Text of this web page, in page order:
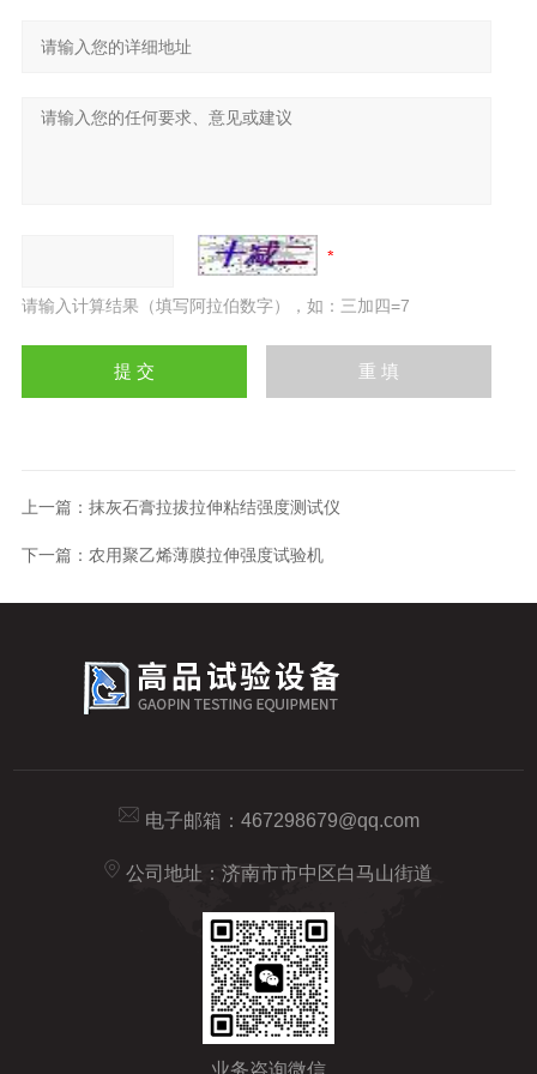
请输入计算结果（填写阿拉伯数字），如：三加四=7
上一篇： 抹灰石膏拉拔拉伸粘结强度测试仪
下一篇： 农用聚乙烯薄膜拉伸强度试验机
电子邮箱： 467298679@qq.com
公司地址：济南市市中区白马山街道
业务咨询微信